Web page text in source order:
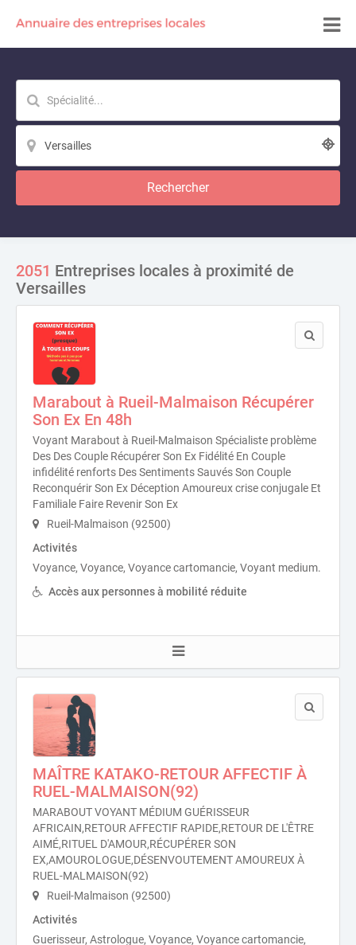
Rechercher
2051 Entreprises locales à proximité de
Versailles
Marabout à Rueil-Malmaison Récupérer
Son Ex En 48h
Voyant Marabout à Rueil-Malmaison Spécialiste problème
Des Des Couple Récupérer Son Ex Fidélité En Couple
infidélité renforts Des Sentiments Sauvés Son Couple
Reconquérir Son Ex Déception Amoureux crise conjugale Et
Familiale Faire Revenir Son Ex
Rueil-Malmaison (92500)
Activités
Voyance, Voyance, Voyance cartomancie, Voyant medium.
Accès aux personnes à mobilité réduite
MAÎTRE KATAKO-RETOUR AFFECTIF À
RUEL-MALMAISON(92)
MARABOUT VOYANT MÉDIUM GUÉRISSEUR
AFRICAIN,RETOUR AFFECTIF RAPIDE,RETOUR DE L'ÊTRE
AIMÉ,RITUEL D'AMOUR,RÉCUPÉRER SON
EX,AMOUROLOGUE,DÉSENVOUTEMENT AMOUREUX À
RUEL-MALMAISON(92)
Rueil-Malmaison (92500)
Activités
Guerisseur, Astrologue, Voyance, Voyance cartomancie,